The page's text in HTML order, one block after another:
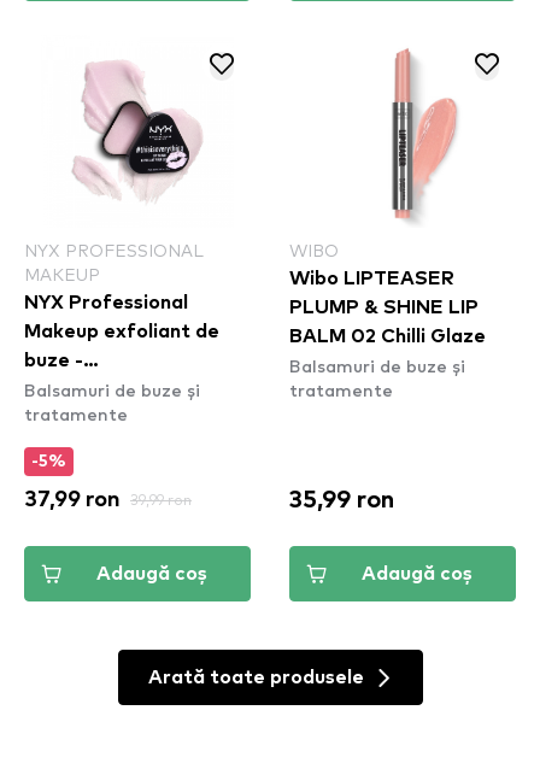
NYX PROFESSIONAL
MAKEUP
NYX Professional
Makeup exfoliant de
buze -
#thisiseverything Lip
Scrub (TIELSC01)
Balsamuri de buze și
tratamente
-5%
37,99 ron 39,99 ron
Adaugă coș
WIBO
Wibo LIPTEASER
PLUMP & SHINE LIP
BALM 02 Chilli Glaze
Balsamuri de buze și
tratamente
35,99 ron
Adaugă coș
Arată toate produsele